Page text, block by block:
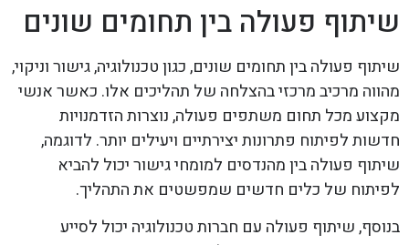
שיתוף פעולה בין תחומים שונים
שיתוף פעולה בין תחומים שונים, כגון טכנולוגיה, גישור וניקוי,
מהווה מרכיב מרכזי בהצלחה של תהליכים אלו. כאשר אנשי
מקצוע מכל תחום משתפים פעולה, נוצרות הזדמנויות
חדשות לפיתוח פתרונות יצירתיים ויעילים יותר. לדוגמה,
שיתוף פעולה בין מהנדסים למומחי גישור יכול להביא
לפיתוח של כלים חדשים שמפשטים את התהליך.
בנוסף, שיתוף פעולה עם חברות טכנולוגיה יכול לסייע